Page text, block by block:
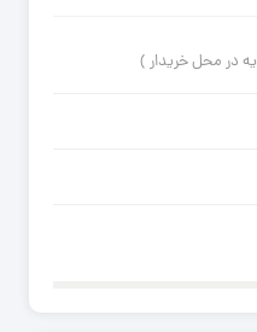
در محل خریدار )